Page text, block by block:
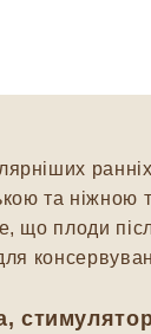
та
що плоди